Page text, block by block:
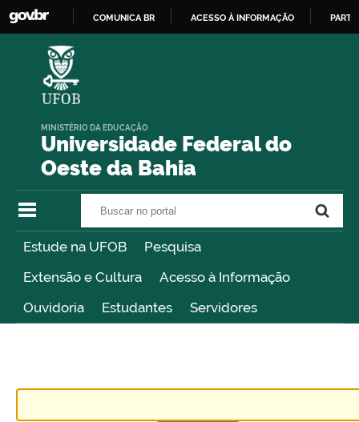
COMUNICA BR ACESSO À INFORMAÇÃO
Universidade Federal do
Oeste da Bahia
MINISTÉRIO DA EDUCAÇÃO
Estude na UFOB
Pesquisa
Extensão e Cultura
Acesso à Informação
Ouvidoria
Estudantes Servidores